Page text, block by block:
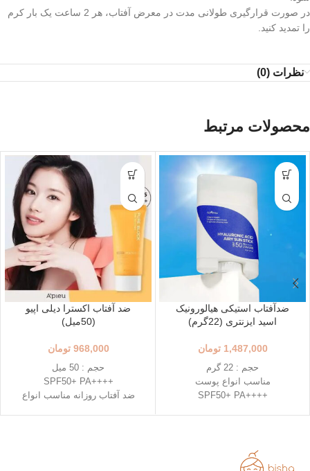
در صورت قرارگیری طولانی مدت در معرض آفتاب، هر 2 ساعت یک بار کرم
را تمدید کنید.
نظرات (0)
محصولات مرتبط
ضدآفتاب استیکی هیالورونیک
اسید ایزنتری (22گرم)
1,487,000 تومان
حجم : 22 گرم
مناسب انواع پوست
++++SPF50+ PA
تاریخ انقضاء : 2026/03/04
ضد آفتاب اکسترا دیلی اپیو
(50میل)
968,000 تومان
حجم : 50 میل
++++SPF50+ PA
ضد آفتاب روزانه مناسب انواع